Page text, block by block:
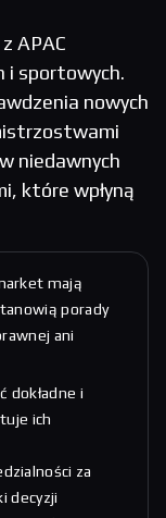
APAC
i sportowych.
nowych
niedawnych
które wpłyną
mają
porady
ani
dokładne i
ich
za
decyzji